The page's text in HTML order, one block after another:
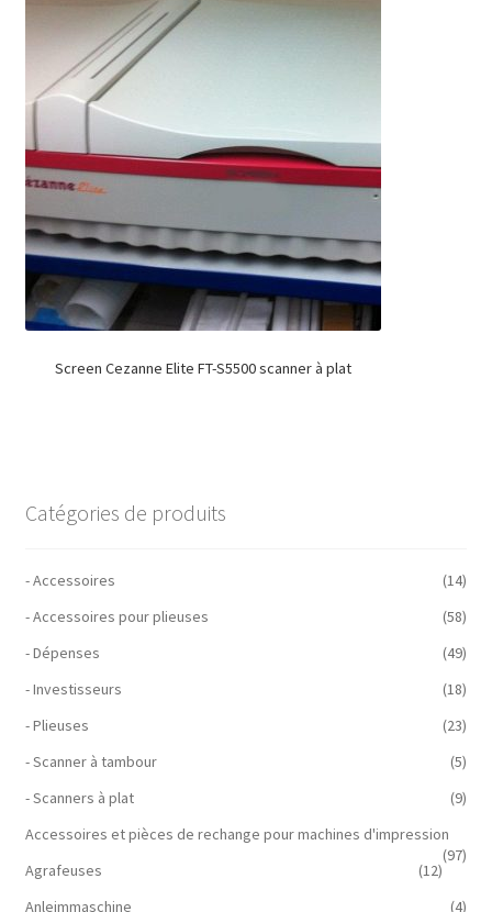
Screen Cezanne Elite FT-S5500 scanner à plat
Catégories de produits
- Accessoires
(14)
- Accessoires pour plieuses
(58)
- Dépenses
(49)
- Investisseurs
(18)
- Plieuses
(23)
- Scanner à tambour
(5)
- Scanners à plat
(9)
Accessoires et pièces de rechange pour machines d'impression
(97)
Agrafeuses
(12)
Anleimmaschine
(4)